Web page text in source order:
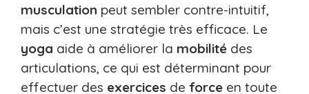
musculation peut sembler contre-intuitif,
mais c’est une stratégie très efficace. Le
yoga aide à améliorer la mobilité des
articulations, ce qui est déterminant pour
effectuer des exercices de force en toute